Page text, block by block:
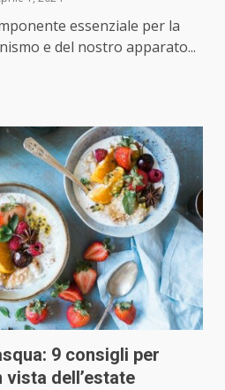
essenziale per la
e del nostro apparato...
9 consigli per
dell’estate